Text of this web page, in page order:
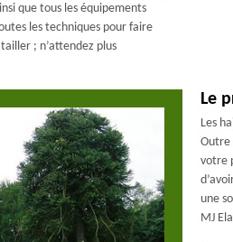
que tous les équipements
les techniques pour faire
; n’attendez plus
Le
Les
Outre
votre
une
MJ